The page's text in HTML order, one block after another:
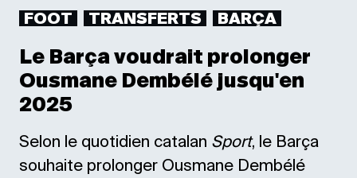
FOOT TRANSFERTS BARÇA
Le Barça voudrait prolonger
Ousmane Dembélé jusqu'en
2025
Selon le quotidien catalan Sport, le Barça
souhaite prolonger Ousmane Dembélé